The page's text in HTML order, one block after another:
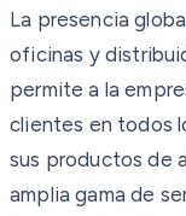
La presencia
oficinas y
permite a la
clientes en todos
sus productos de
amplia gama de